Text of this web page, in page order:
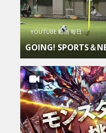
YOUTUBE 動画 毎日
GOING! SPORTS＆